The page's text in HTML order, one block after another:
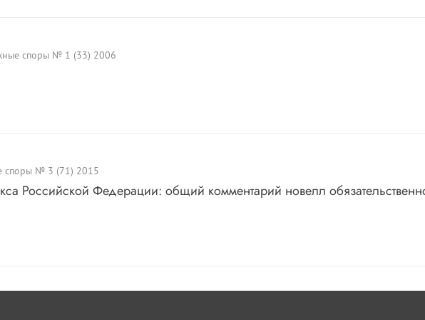
споры № 1 (33) 2006
споры № 3 (71) 2015
Российской Федерации: общий комментарий новелл